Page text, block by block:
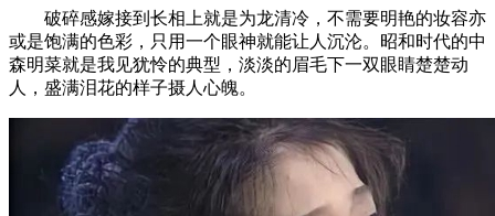
破碎感嫁接到长相上就是为龙清冷，不需要明艳的妆容亦
或是饱满的色彩，只用一个眼神就能让人沉沦。昭和时代的中
森明菜就是我见犹怜的典型，淡淡的眉毛下一双眼睛楚楚动
人，盛满泪花的样子摄人心魄。